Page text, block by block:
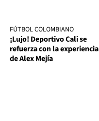
FÚTBOL COLOMBIANO
¡Lujo! Deportivo Cali se
refuerza con la experiencia
de Alex Mejía